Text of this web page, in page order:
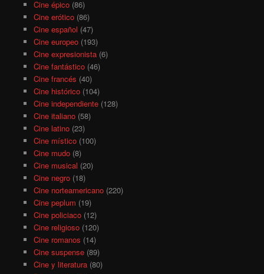
Cine épico(86)
Cine erótico(86)
Cine español (47)
Cine europeo(193)
Cine expresionista(6)
Cine fantástico(46)
Cine francés (40)
Cine histórico(104)
Cine independiente(128)
Cine italiano(58)
Cine latino(23)
Cine místico(100)
Cine mudo(8)
Cine musical (20)
Cine negro(18)
Cine norteamericano(220)
Cine peplum (19)
Cine policiaco(12)
Cine religioso(120)
Cine romanos (14)
Cine suspense(89)
Cine y literatura(80)